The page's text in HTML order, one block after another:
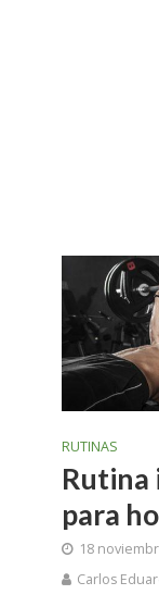
RUTINAS
Rutina
para
18
Carlos